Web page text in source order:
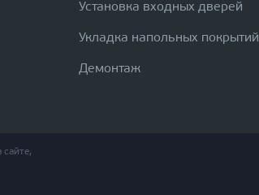
Установка входных дверей
Укладка напольных покрытий
Демонтаж
сайте,